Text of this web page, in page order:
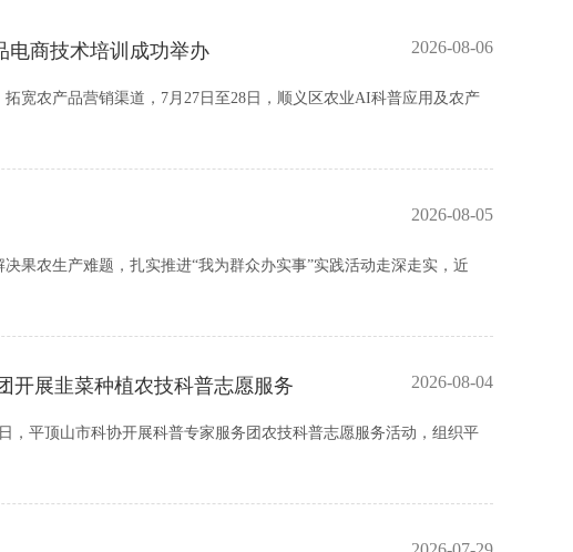
商技术培训成功举办 2026-08-06
宽农产品营销渠道，7月27日至28日，顺义区农业AI科普应用及农产
2026-08-05
果农生产难题，扎实推进“我为群众办实事”实践活动走深走实，近
开展韭菜种植农技科普志愿服务 2026-08-04
，平顶山市科协开展科普专家服务团农技科普志愿服务活动，组织平